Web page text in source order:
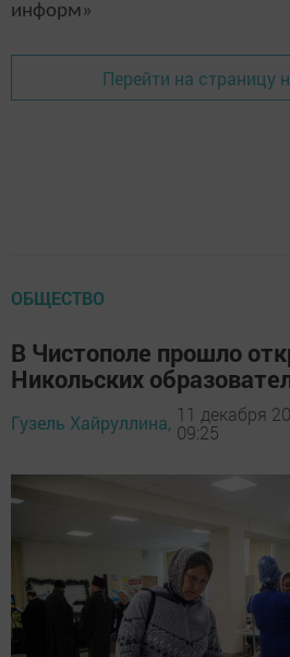
информ»
Перейти на страницу
ОБЩЕСТВО
В Чистополе прошло
Никольских
Гузель Хайруллина, 11 декабря
09:25